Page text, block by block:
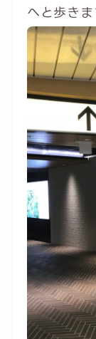
へと歩きま